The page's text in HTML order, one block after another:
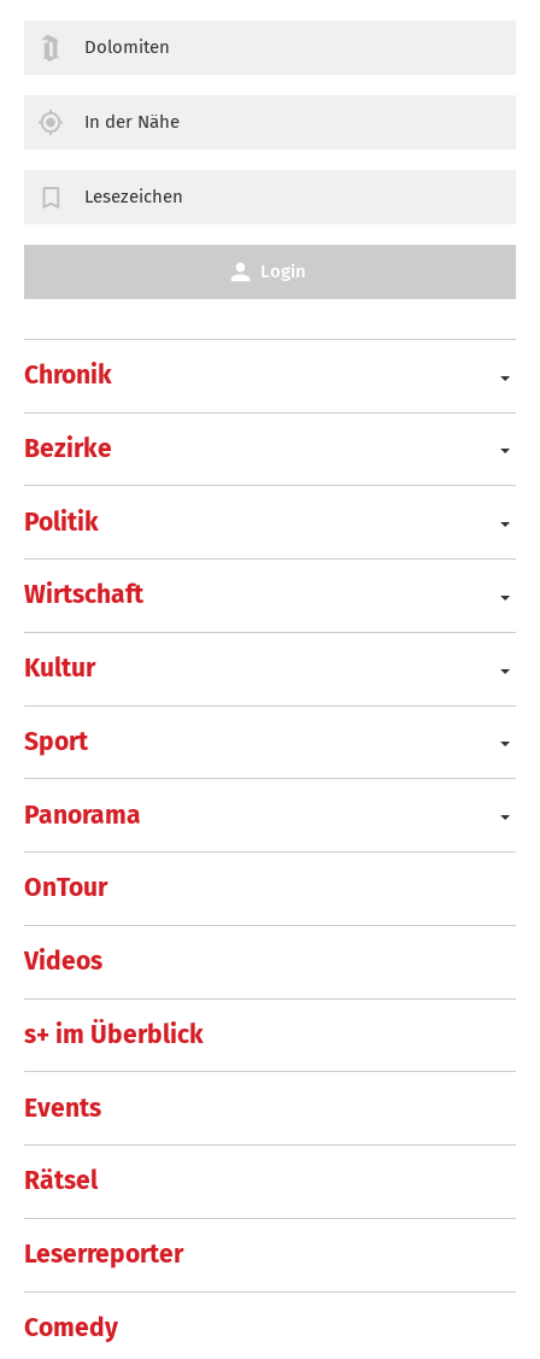
Chronik
Bezirke
Politik
Wirtschaft
Kultur
Sport
Panorama
OnTour
Videos
s+ im Überblick
Events
Rätsel
Leserreporter
Comedy
Dolomiten
In der Nähe
Lesezeichen
Login